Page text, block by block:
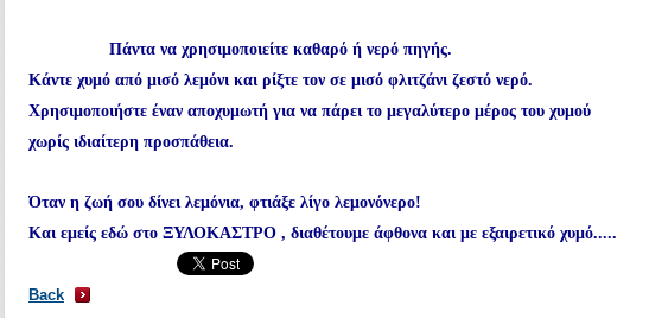
Πάντα να χρησιμοποιείτε καθαρό ή νερό πηγής.
Κάντε χυμό από μισό λεμόνι και ρίξτε τον σε μισό φλιτζάνι ζεστό νερό.
Χρησιμοποιήστε έναν αποχυμωτή για να πάρει το μεγαλύτερο μέρος του χυμού
χωρίς ιδιαίτερη προσπάθεια.
Όταν η ζωή σου δίνει λεμόνια, φτιάξε λίγο λεμονόνερο!
Και εμείς εδώ στο ΞΥΛΟΚΑΣΤΡΟ , διαθέτουμε άφθονα και με εξαιρετικό χυμό.....
Back